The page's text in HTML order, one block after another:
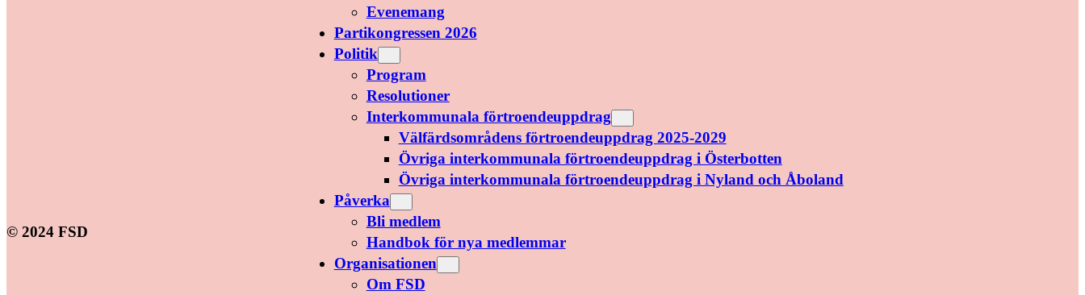
© 2024 FSD
Evenemang
Partikongressen 2026
Politik
Program
Resolutioner
Interkommunala förtroendeuppdrag
Välfärdsområdens förtroendeuppdrag 2025-2029
Övriga interkommunala förtroendeuppdrag i Österbotten
Övriga interkommunala förtroendeuppdrag i Nyland och Åboland
Påverka
Bli medlem
Handbok för nya medlemmar
Organisationen
Om FSD